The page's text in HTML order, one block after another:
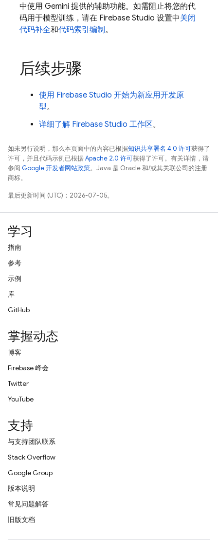
中使用 Gemini 提供的辅助功能。 如需阻止将您的代
码用于模型训练，请在 Firebase Studio 设置中关闭
代码补全和代码索引编制。
后续步骤
使用 Firebase Studio 开始为新应用开发原
型。
详细了解 Firebase Studio 工作区。
如未另行说明，那么本页面中的内容已根据知识共享署名 4.0 许可获得了
许可，并且代码示例已根据Apache 2.0 许可获得了许可。有关详情，请
参阅 Google 开发者网站政策。Java 是 Oracle 和/或其关联公司的注册
商标。
最后更新时间 (UTC)：2026-07-05。
学习
指南
参考
示例
库
GitHub
掌握动态
博客
Firebase 峰会
Twitter
YouTube
支持
与支持团队联系
Stack Overflow
Google Group
版本说明
常见问题解答
旧版文档